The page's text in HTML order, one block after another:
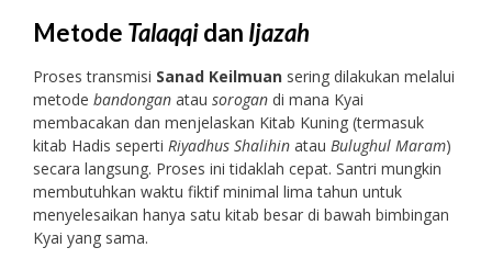
Metode Talaqqidan Ijazah
Proses transmisi Sanad Keilmuan sering dilakukan melalui
metode bandongan atau sorogan di mana Kyai
membacakan dan menjelaskan Kitab Kuning (termasuk
kitab Hadis seperti Riyadhus Shalihin atau Bulughul Maram)
secara langsung. Proses ini tidaklah cepat. Santri mungkin
membutuhkan waktu fiktif minimal lima tahun untuk
menyelesaikan hanya satu kitab besar di bawah bimbingan
Kyai yang sama.